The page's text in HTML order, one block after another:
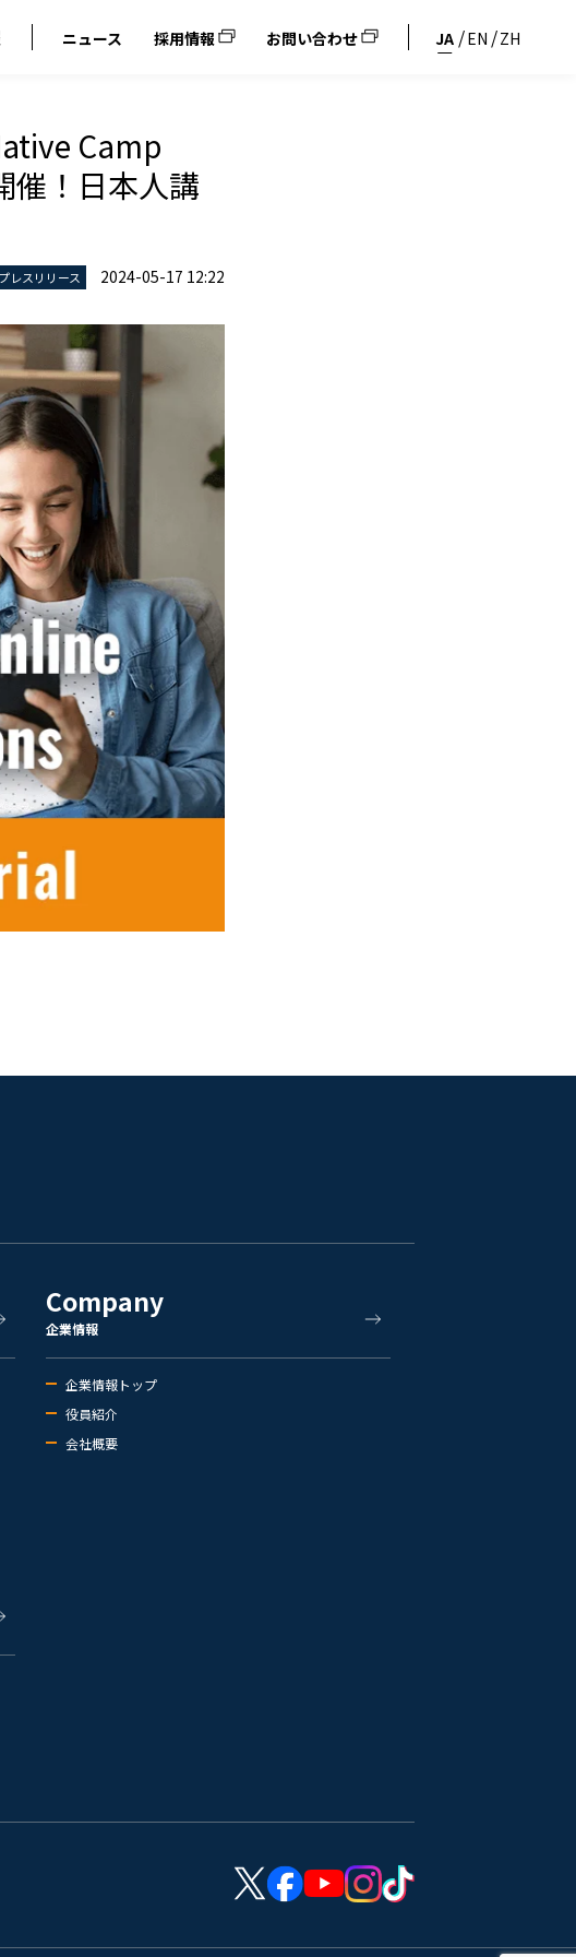
ニュース 採用情報 お問い合わせ JA EN ZH
Camp
催！日本人講
プレスリリース 2024-05-17 12:22
Company
企業情報
企業情報トップ
役員紹介
会社概要